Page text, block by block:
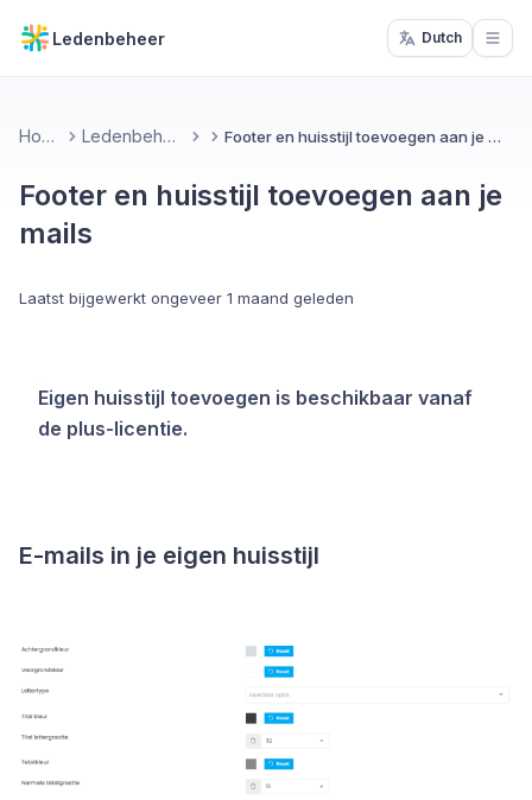
Ledenbeheer Dutch
Home Ledenbeheer Footer en huisstijl toevoegen aan je mails
Footer en huisstijl toevoegen aan je
mails
Laatst bijgewerkt ongeveer 1 maand geleden
Eigen huisstijl toevoegen is beschikbaar vanaf
de plus-licentie.
E-mails in je eigen huisstijl